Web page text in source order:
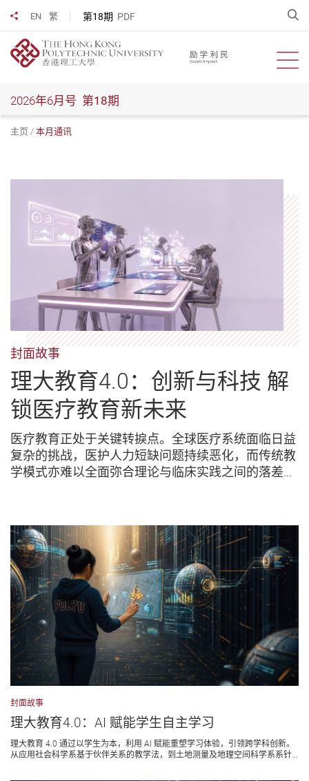
EN 繁 第18期 PDF
分享到
开
2026年6月号 第18期
主页 本月通讯
封面故事
理大教育4.0：创新与科技 解
锁医疗教育新未来
医疗教育正处于关键转捩点。全球医疗系统面临日益
复杂的挑战，医护人力短缺问题持续恶化，而传统教
学模式亦难以全面弥合理论与临床实践之间的落差...
封面故事
理大教育4.0：AI 赋能学生自主学习
理大教育 4.0 通过以学生为本，利用 AI 赋能重塑学习体验，引领跨学科创新。
从应用社会科学系基于伙伴关系的教学法，到土地测量及地理空间科学系系针...